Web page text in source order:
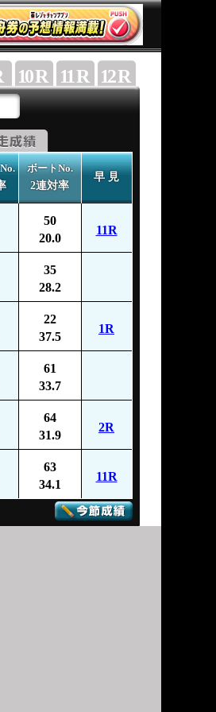
10R 11R 12R
ボートNo.
2連対率
早 見
50
20.0
11R
35
28.2
22
37.5
1R
61
33.7
64
31.9
2R
63
34.1
11R